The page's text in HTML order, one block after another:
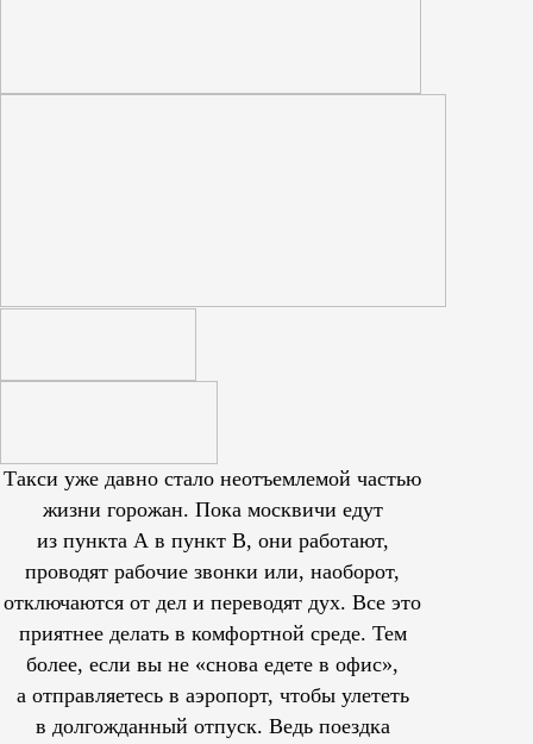
Такси уже давно стало неотъемлемой частью
жизни горожан. Пока москвичи едут
из пункта А в пункт В, они работают,
проводят рабочие звонки или, наоборот,
отключаются от дел и переводят дух. Все это
приятнее делать в комфортной среде. Тем
более, если вы не «снова едете в офис»,
а отправляетесь в аэропорт, чтобы улететь
в долгожданный отпуск. Ведь поездка